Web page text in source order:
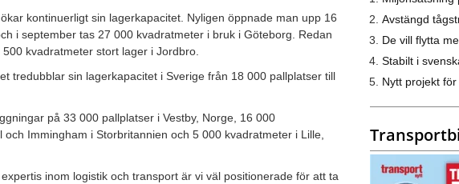
kontinuerligt sin lagerkapacitet. Nyligen öppnade man upp 16
i september tas 27 000 kvadratmeter i bruk i Göteborg. Redan
kvadratmeter stort lager i Jordbro.
tredubblar sin lagerkapacitet i Sverige från 18 000 pallplatser till
på 33 000 pallplatser i Vestby, Norge, 16 000
Immingham i Storbritannien och 5 000 kvadratmeter i Lille,
inom logistik och transport är vi väl positionerade för att ta
Avstängd
De vill flytta
Stabilt i
Nytt projekt för